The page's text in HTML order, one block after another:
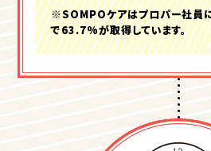
※SOMPOケアはプロパー社員
で63.7%が取得しています。